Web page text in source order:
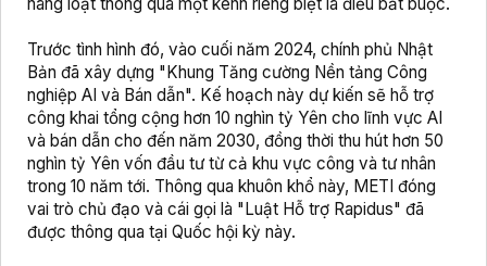
Trước tình hình đó, vào cuối năm 2024, chính phủ Nhật
Bản đã xây dựng "Khung Tăng cường Nền tảng Công
nghiệp AI và Bán dẫn". Kế hoạch này dự kiến sẽ hỗ trợ
công khai tổng cộng hơn 10 nghìn tỷ Yên cho lĩnh vực AI
và bán dẫn cho đến năm 2030, đồng thời thu hút hơn 50
nghìn tỷ Yên vốn đầu tư từ cả khu vực công và tư nhân
trong 10 năm tới. Thông qua khuôn khổ này, METI đóng
vai trò chủ đạo và cái gọi là "Luật Hỗ trợ Rapidus" đã
được thông qua tại Quốc hội kỳ này.